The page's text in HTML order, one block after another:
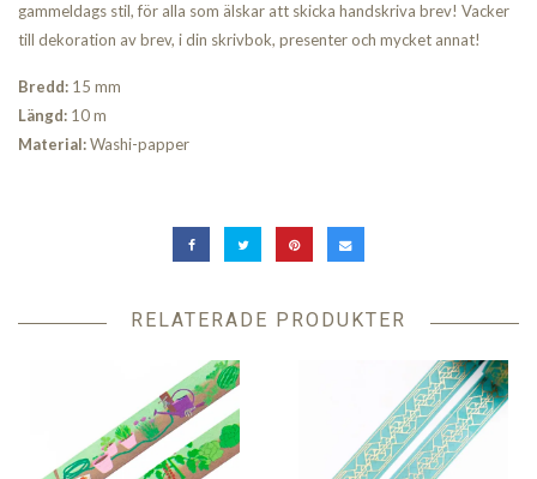
gammeldags stil, för alla som älskar att skicka handskriva brev! Vacker
till dekoration av brev, i din skrivbok, presenter och mycket annat!
Bredd: 15 mm
Längd: 10 m
Material:Washi-papper
RELATERADE PRODUKTER